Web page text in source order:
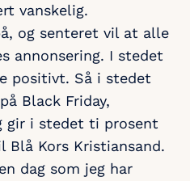
vanskelig.
og senteret vil at alle
annonsering. I stedet
positivt. Så i stedet
Black Friday,
gir i stedet ti prosent
Blå Kors Kristiansand.
dag som jeg har